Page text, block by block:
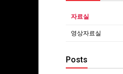
자료실
영상자료실
Posts